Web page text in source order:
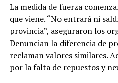
La medida de fuerza
que viene. “No entrará ni
provincia”, aseguraron los
Denuncian la diferencia de
reclaman valores similares.
por la falta de repuestos y